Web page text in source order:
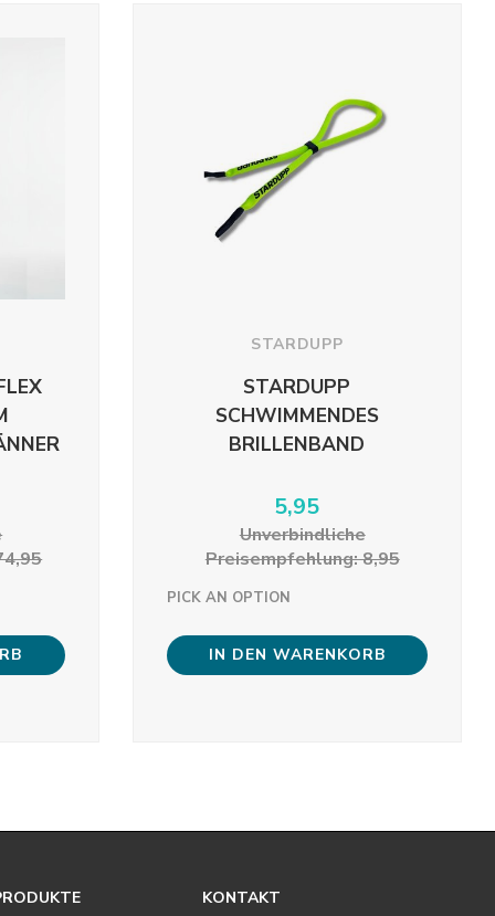
STARDUPP
STARDUPP
SCHWIMMENDES
BRILLENBAND
5,95
Unverbindliche
Preisempfehlung: 8,95
PICK AN OPTION
IN DEN WARENKORB
KONTAKT